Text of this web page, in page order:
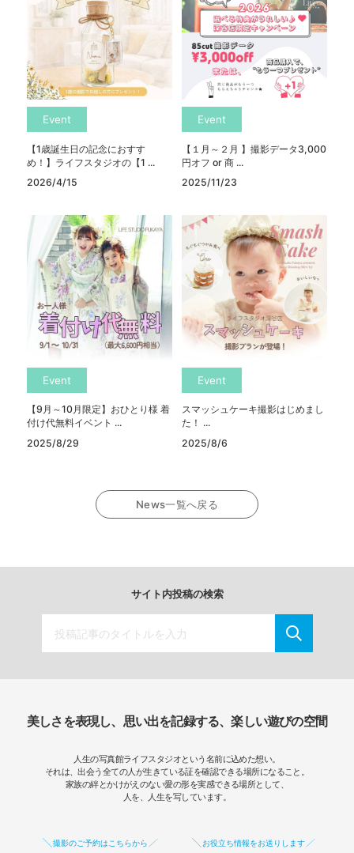
Event
【1歳誕生日の記念におすす
め！】ライフスタジオの【1 ...
2026/4/15
Event
【１月～２月 】撮影データ3,000
円オフ or 商 ...
2025/11/23
Event
【9月～10月限定】おひとり様 着
付け代無料イベント ...
2025/8/29
Event
スマッシュケーキ撮影はじめまし
た！ ...
2025/8/6
News一覧へ戻る
サイト内投稿の検索
美しさを表現し、思い出を記録する、楽しい遊びの空間
人生の写真館ライフスタジオという名前に込めた想い。
それは、出会う全ての人が生きている証を確認できる場所になること。
家族の絆とかけがえのない愛の形を実感できる場所として、
人を、人生を写しています。
撮影のご予約はこちらから お役立ち情報をお送りします